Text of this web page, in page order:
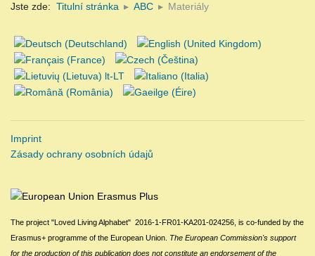
Jste zde: Titulní stránka ABC Materiály
Imprint
Zásady ochrany osobních údajů
The project "Loved Living Alphabet" 2016-1-FR01-KA201-024256, is co-funded by the
Erasmus+ programme of the European Union. The European Commission's support
for the production of this publication does not constitute an endorsement of the